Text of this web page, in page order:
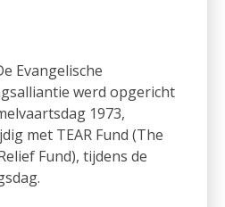
Evangelische
werd opgericht
1973,
met TEAR Fund (The
Fund), tijdens de